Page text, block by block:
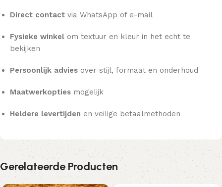
Direct contact via WhatsApp of e-mail
Fysieke winkel om textuur en kleur in het echt te
bekijken
Persoonlijk advies over stijl, formaat en onderhoud
Maatwerkopties mogelijk
Heldere levertijden en veilige betaalmethoden
Gerelateerde Producten